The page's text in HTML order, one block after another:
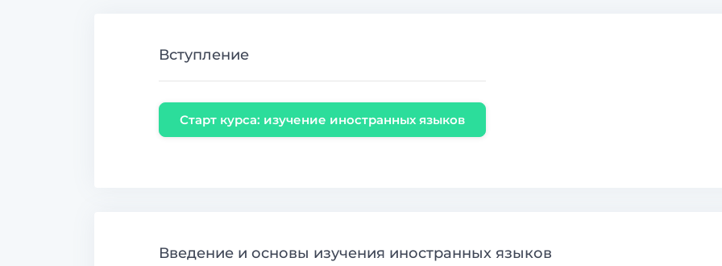
Вступление
Старт курса: изучение иностранных языков
Введение и основы изучения иностранных языков